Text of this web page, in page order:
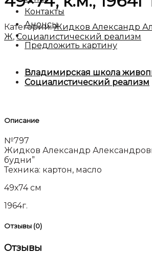
Контакты
Анонсы
Предложить картину
Категории:Жидков Александр
Ж,Социалистический реализм
Владимирская школа
Социалистический реализм
Описание
№797
Жидков Александр
будни”
Техника: картон, масло
49х74 см
1964г.
Отзывы (0)
Отзывы